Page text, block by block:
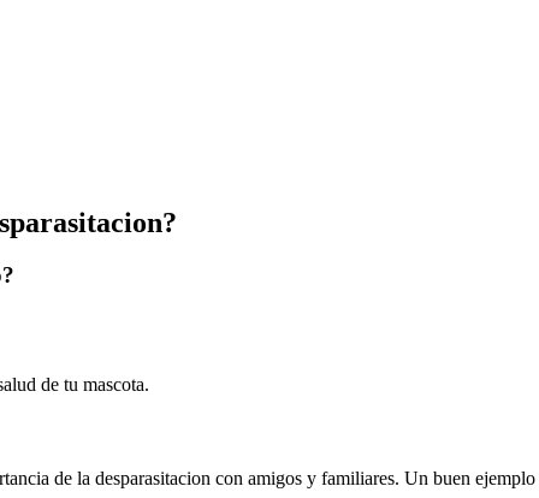
de tu mascota.
de la desparasitacion con amigos y familiares. Un buen